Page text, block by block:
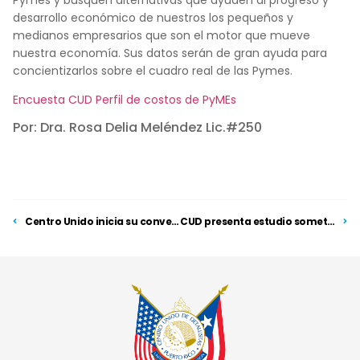
desarrollo económico de nuestros los pequeños y
medianos empresarios que son el motor que mueve
nuestra economía. Sus datos serán de gran ayuda para
concientizarlos sobre el cuadro real de las Pymes.
Encuesta CUD Perfil de costos de PyMEs
Por: Dra. Rosa Delia Meléndez Lic.#250
Centro Unido inicia su convención anual reforzando el apoyo a la empresa local CUD presenta estudio sometido a la JSF sobre impacto económico en las PYMES